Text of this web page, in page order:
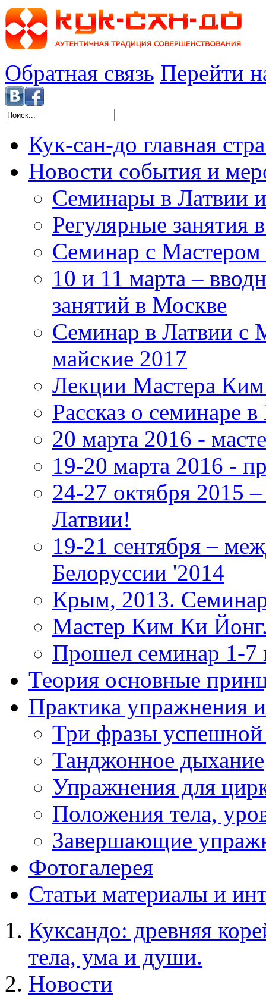
Обратная связь Перейти
Кук-сан-до главная
Новости события и
Семинары в Латвии
Регулярные занятия
Семинар с Мастером
10 и 11 марта –
занятий в Москве
Семинар в Латвии
майские 2017
Лекции Мастера
Рассказ о семинаре
20 марта 2016 -
19-20 марта 2016 -
24-27 октября 2015
Латвии!
19-21 сентября –
Белоруссии '2014
Крым, 2013.
Мастер Ким Ки
Прошел семинар 1-7
Теория основные
Практика упражнения
Три фразы успешной
Танджонное дыхание
Упражнения для
Положения тела,
Завершающие
Фотогалерея
Статьи материалы и
Куксандо: древняя
тела, ума и души.
Новости